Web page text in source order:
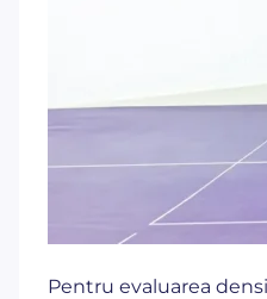
Pentru evaluarea